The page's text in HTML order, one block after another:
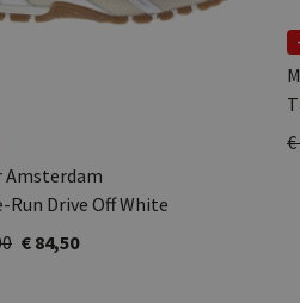
Amsterdam
Run Drive Off White
€ 84,50